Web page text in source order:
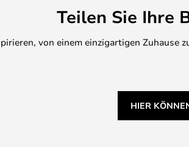
Teilen Sie Ihre
von einem einzigartigen Zuhause
HIER